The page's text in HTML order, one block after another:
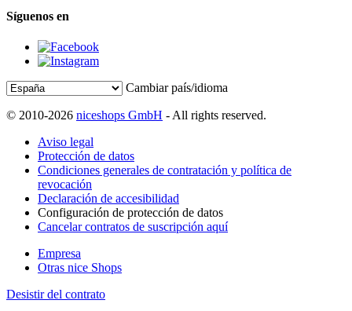
Síguenos en
Cambiar país/idioma
© 2010-2026 niceshops GmbH - All rights reserved.
Aviso legal
Protección de datos
Condiciones generales de contratación y política de
revocación
Declaración de accesibilidad
Configuración de protección de datos
Cancelar contratos de suscripción aquí
Empresa
Otras nice Shops
Desistir del contrato